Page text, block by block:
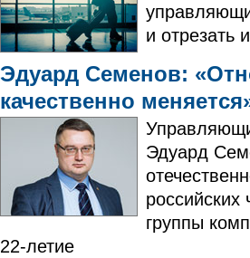
и отрезать
Эдуард Семенов:
качественно
Эдуард
группы
22-летие